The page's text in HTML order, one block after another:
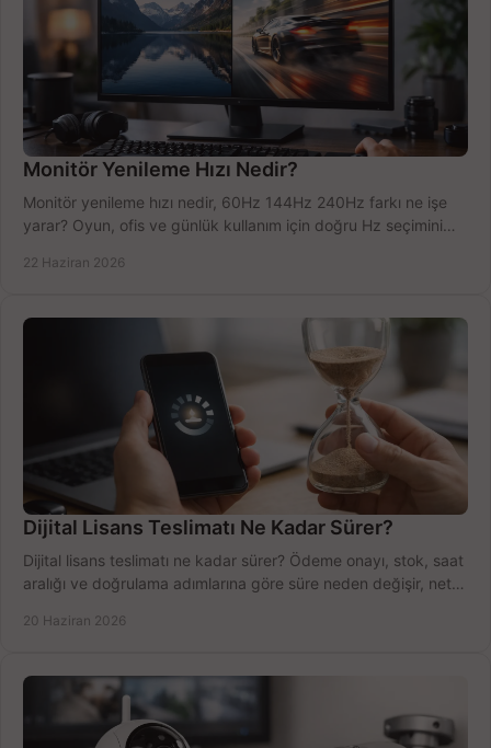
Monitör Yenileme Hızı Nedir?
Monitör yenileme hızı nedir, 60Hz 144Hz 240Hz farkı ne işe
yarar? Oyun, ofis ve günlük kullanım için doğru Hz seçimini
22 Haziran 2026
Dijital Lisans Teslimatı Ne Kadar Sürer?
Dijital lisans teslimatı ne kadar sürer? Ödeme onayı, stok, saat
aralığı ve doğrulama adımlarına göre süre neden değişir, net
20 Haziran 2026